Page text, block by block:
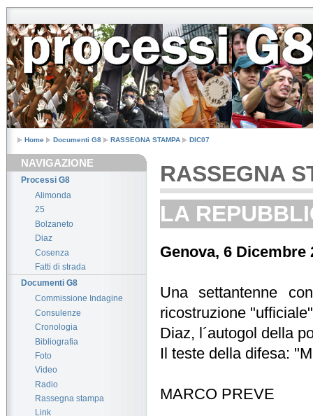
Home Documenti G8 RASSEGNA STAMPA DIC07
NAVIGAZIONE
Processi G8
Alimonda
25
Bolzaneto
Diaz
Cosenza
Fatti di strada
Documenti G8
Commissione Indagine
Consulenze
Cronologia
Bibliografia
Foto
Video
Radio
Rassegna stampa
Link
RASSEGNA
LA
Genova, 6 Dicembre
Una settantenne
ricostruzione
Diaz, l´autogol della
Il teste della difesa:
MARCO PREVE